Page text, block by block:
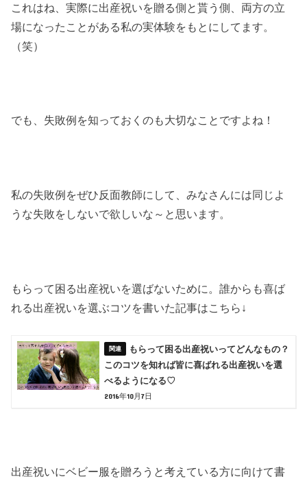
これはね、実際に出産祝いを贈る側と貰う側、両方の立
場になったことがある私の実体験をもとにしてます。
（笑）
でも、失敗例を知っておくのも大切なことですよね！
私の失敗例をぜひ反面教師にして、みなさんには同じよ
うな失敗をしないで欲しいな～と思います。
もらって困る出産祝いを選ばないために。誰からも喜ば
れる出産祝いを選ぶコツを書いた記事はこちら↓
もらって困る出産祝いってどんなもの？
このコツを知れば皆に喜ばれる出産祝いを選
べるようになる♡
2016年10月7日
出産祝いにベビー服を贈ろうと考えている方に向けて書